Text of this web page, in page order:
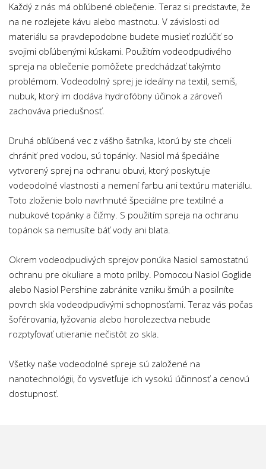
Každý z nás má obľúbené oblečenie. Teraz si predstavte, že
na ne rozlejete kávu alebo mastnotu. V závislosti od
materiálu sa pravdepodobne budete musieť rozlúčiť so
svojimi obľúbenými kúskami. Použitím vodeodpudivého
spreja na oblečenie pomôžete predchádzať takýmto
problémom. Vodeodolný sprej je ideálny na textil, semiš,
nubuk, ktorý im dodáva hydrofóbny účinok a zároveň
zachováva priedušnosť.
Druhá obľúbená vec z vášho šatníka, ktorú by ste chceli
chrániť pred vodou, sú topánky. Nasiol má špeciálne
vytvorený sprej na ochranu obuvi, ktorý poskytuje
vodeodolné vlastnosti a nemení farbu ani textúru materiálu.
Toto zloženie bolo navrhnuté špeciálne pre textilné a
nubukové topánky a čižmy. S použitím spreja na ochranu
topánok sa nemusíte báť vody ani blata.
Okrem vodeodpudivých sprejov ponúka Nasiol samostatnú
ochranu pre okuliare a moto prilby. Pomocou Nasiol Goglide
alebo Nasiol Pershine zabránite vzniku šmúh a posilníte
povrch skla vodeodpudivými schopnosťami. Teraz vás počas
šoférovania, lyžovania alebo horolezectva nebude
rozptyľovať utieranie nečistôt zo skla.
Všetky naše vodeodolné spreje sú založené na
nanotechnológii, čo vysvetľuje ich vysokú účinnosť a cenovú
dostupnosť.